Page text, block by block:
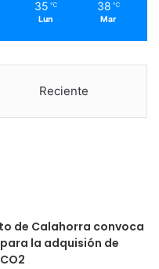
35 ℃
Lun
38 ℃
Mar
Reciente
de Calahorra convoca
la adquisión de